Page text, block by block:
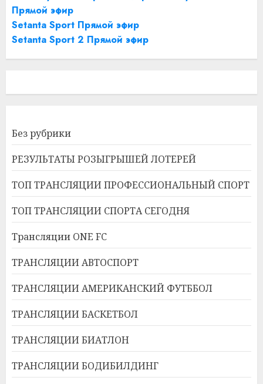
Прямой эфир
Setanta Sport Прямой эфир
Setanta Sport 2 Прямой эфир
Без рубрики
РЕЗУЛЬТАТЫ РОЗЫГРЫШЕЙ ЛОТЕРЕЙ
ТОП ТРАНСЛЯЦИИ ПРОФЕССИОНАЛЬНЫЙ СПОРТ
ТОП ТРАНСЛЯЦИИ СПОРТА СЕГОДНЯ
Трансляции ONE FC
ТРАНСЛЯЦИИ АВТОСПОРТ
ТРАНСЛЯЦИИ АМЕРИКАНСКИЙ ФУТББОЛ
ТРАНСЛЯЦИИ БАСКЕТБОЛ
ТРАНСЛЯЦИИ БИАТЛОН
ТРАНСЛЯЦИИ БОДИБИЛДИНГ